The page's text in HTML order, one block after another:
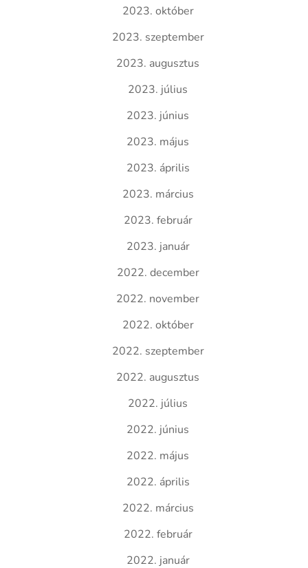
2023. október
2023. szeptember
2023. augusztus
2023. július
2023. június
2023. május
2023. április
2023. március
2023. február
2023. január
2022. december
2022. november
2022. október
2022. szeptember
2022. augusztus
2022. július
2022. június
2022. május
2022. április
2022. március
2022. február
2022. január